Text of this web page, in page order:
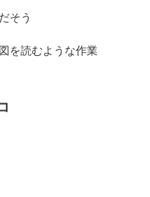
そう
を読むような作業